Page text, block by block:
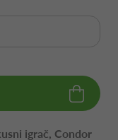
igrač, Condor